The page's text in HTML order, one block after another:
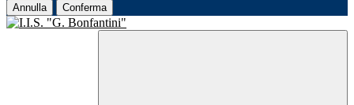
Annulla Conferma